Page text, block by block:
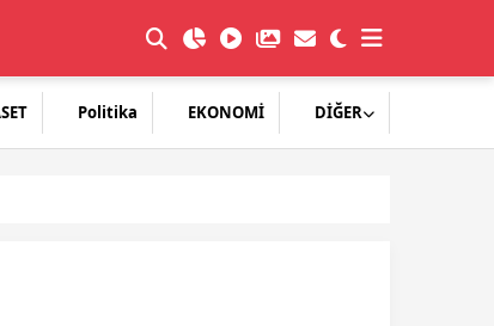
Politika EKONOMİ DİĞER